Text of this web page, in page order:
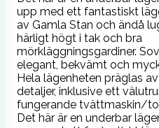
upp med ett fantastiskt
av Gamla Stan och ändå
härligt högt i tak och bra
mörkläggningsgardiner.
elegant, bekvämt och
Hela lägenheten präglas
detaljer, inklusive ett
fungerande tvättmaskin/
Det här är en underbar